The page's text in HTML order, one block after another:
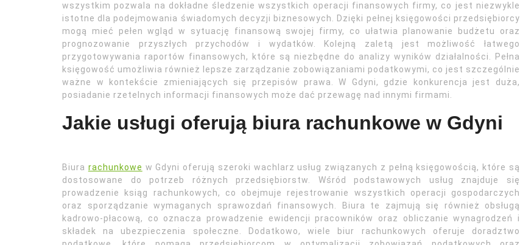
wszystkim pozwala na dokładne śledzenie wszystkich operacji finansowych firmy, co jest niezwykle
istotne dla podejmowania świadomych decyzji biznesowych. Dzięki pełnej księgowości przedsiębiorcy
mogą mieć pełen wgląd w sytuację finansową swojej firmy, co ułatwia planowanie budżetu oraz
prognozowanie przyszłych przychodów i wydatków. Kolejną zaletą jest możliwość łatwego
przygotowywania raportów finansowych, które są niezbędne do analizy wyników działalności. Pełna
księgowość umożliwia również lepsze zarządzanie zobowiązaniami podatkowymi, co jest szczególnie
ważne w kontekście zmieniających się przepisów prawa. W Gdyni, gdzie konkurencja jest duża,
posiadanie rzetelnych informacji finansowych może dać przewagę nad innymi firmami.
Jakie usługi oferują biura rachunkowe w Gdyni
Biura rachunkowe w Gdyni oferują szeroki wachlarz usług związanych z pełną księgowością, które są
dostosowane do potrzeb różnych przedsiębiorstw. Wśród podstawowych usług znajduje się
prowadzenie ksiąg rachunkowych, co obejmuje rejestrowanie wszystkich operacji gospodarczych
oraz sporządzanie wymaganych sprawozdań finansowych. Biura te zajmują się również obsługą
kadrowo-płacową, co oznacza prowadzenie ewidencji pracowników oraz obliczanie wynagrodzeń i
składek na ubezpieczenia społeczne. Dodatkowo, wiele biur rachunkowych oferuje doradztwo